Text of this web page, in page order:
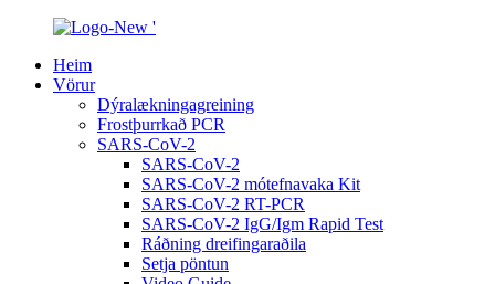
Heim
Vörur
Dýralækningagreining
Frostþurrkað PCR
SARS-CoV-2
SARS-CoV-2
SARS-CoV-2 mótefnavaka Kit
SARS-CoV-2 RT-PCR
SARS-CoV-2 IgG/Igm Rapid Test
Ráðning dreifingaraðila
Setja pöntun